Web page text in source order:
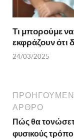
Τι μπορούμε
εκφράζουν ότι
24/03/2025
ΆΡΘΡΟ
Πώς θα
φυσικούς